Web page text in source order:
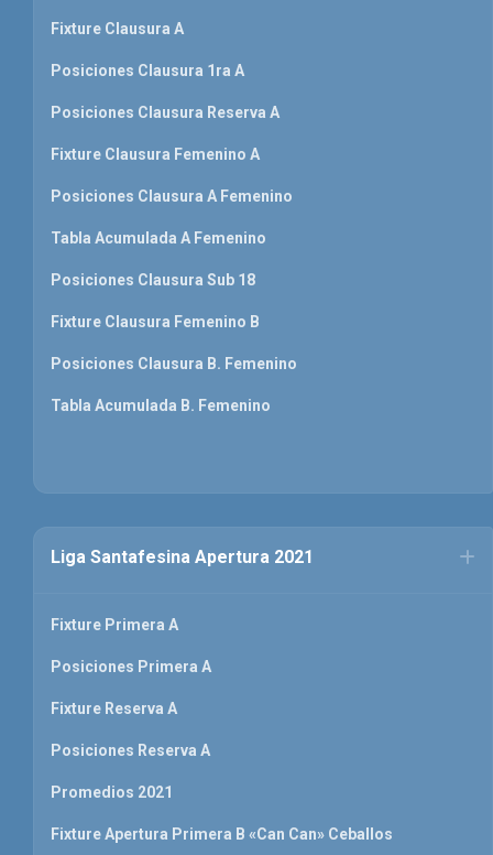
Fixture Clausura A
Posiciones Clausura 1ra A
Posiciones Clausura Reserva A
Fixture Clausura Femenino A
Posiciones Clausura A Femenino
Tabla Acumulada A Femenino
Posiciones Clausura Sub 18
Fixture Clausura Femenino B
Posiciones Clausura B. Femenino
Tabla Acumulada B. Femenino
Liga Santafesina Apertura 2021
Fixture Primera A
Posiciones Primera A
Fixture Reserva A
Posiciones Reserva A
Promedios 2021
Fixture Apertura Primera B «Can Can» Ceballos